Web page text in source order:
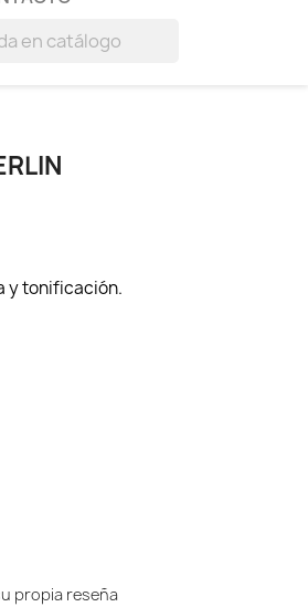
y tonificación.
propia reseña